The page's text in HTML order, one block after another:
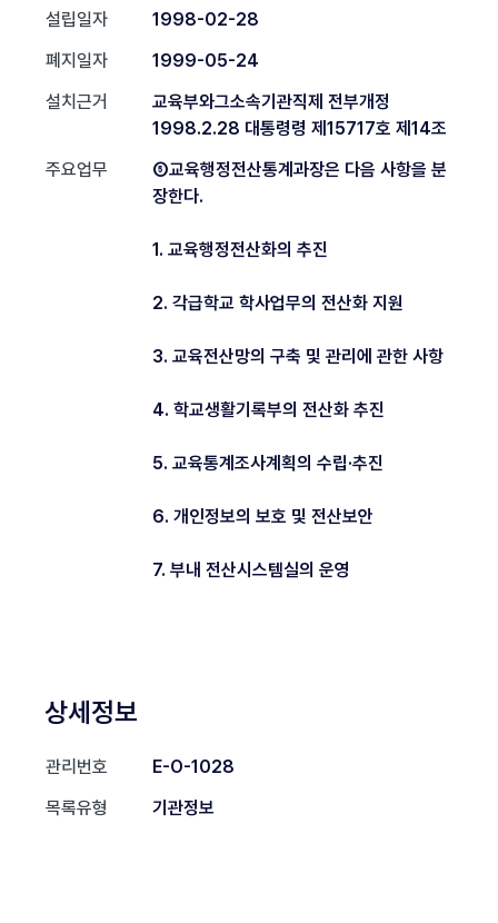
설립일자
1998-02-28
폐지일자
1999-05-24
설치근거
교육부와그소속기관직제 전부개정
1998.2.28 대통령령 제15717호 제14조
주요업무
⑤교육행정전산통계과장은 다음 사항을 분
장한다.
1. 교육행정전산화의 추진
2. 각급학교 학사업무의 전산화 지원
3. 교육전산망의 구축 및 관리에 관한 사항
4. 학교생활기록부의 전산화 추진
5. 교육통계조사계획의 수립·추진
6. 개인정보의 보호 및 전산보안
7. 부내 전산시스템실의 운영
상세정보
관리번호
E-O-1028
목록유형
기관정보